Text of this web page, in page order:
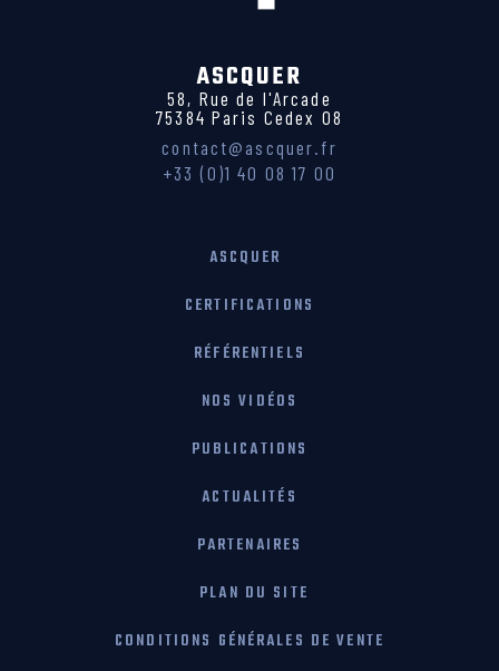
ASCQUER
58, Rue de l'Arcade
75384 Paris Cedex 08
contact@ascquer.fr
+33 (0)1 40 08 17 00
ASCQUER
CERTIFICATIONS
RÉFÉRENTIELS
NOS VIDÉOS
PUBLICATIONS
ACTUALITÉS
PARTENAIRES
PLAN DU SITE
CONDITIONS GÉNÉRALES DE VENTE